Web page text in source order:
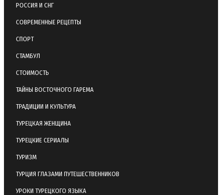
РОССИЯ И СНГ
СОВРЕМЕННЫЕ РЕЦЕПТЫ
СПОРТ
СТАМБУЛ
СТОИМОСТЬ
ТАЙНЫ ВОСТОЧНОГО ГАРЕМА
ТРАДИЦИИ И КУЛЬТУРА
ТУРЕЦКАЯ ЖЕНЩИНА
ТУРЕЦКИЕ СЕРИАЛЫ
ТУРИЗМ
ТУРЦИЯ ГЛАЗАМИ ПУТЕШЕСТВЕННИКОВ
УРОКИ ТУРЕЦКОГО ЯЗЫКА